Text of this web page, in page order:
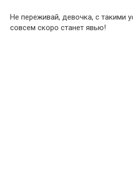
Не переживай, девочка, с такими
совсем скоро станет явью!